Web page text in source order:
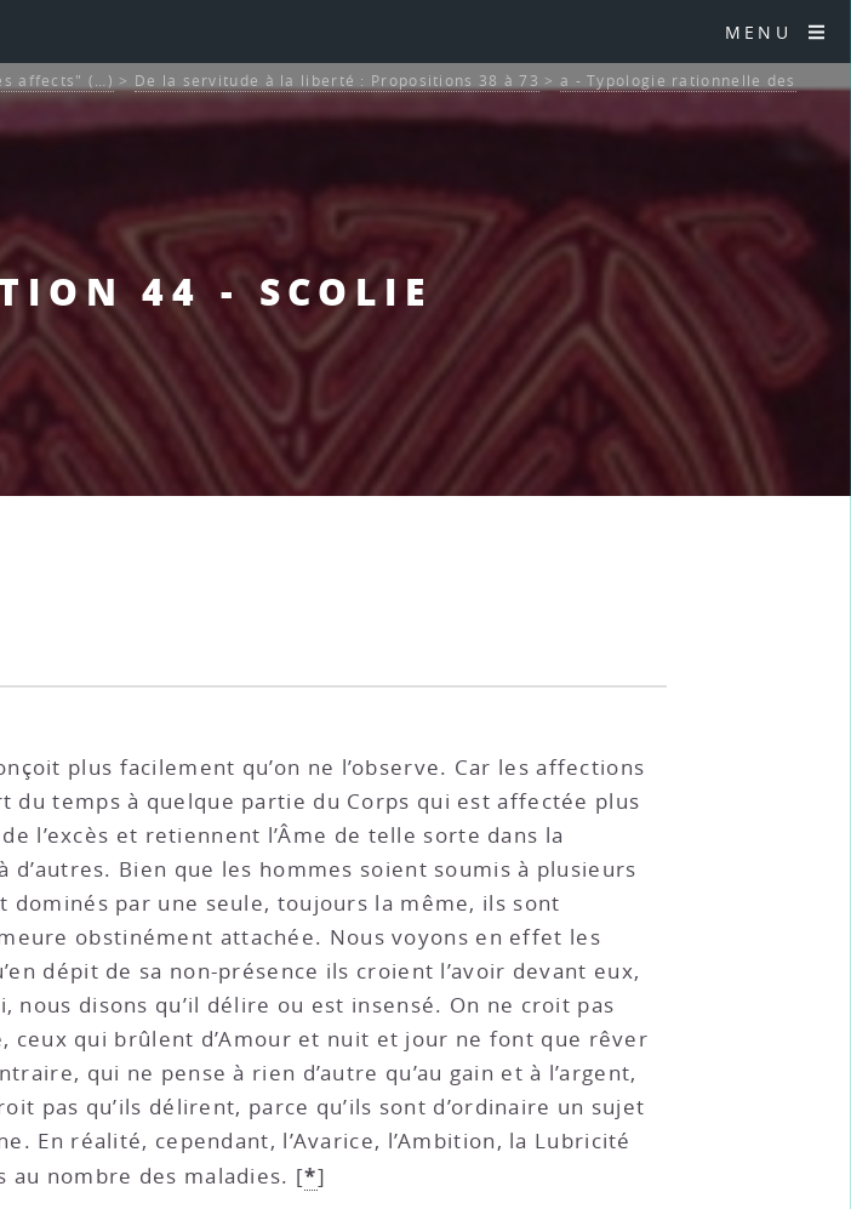
MENU
44 - SCOLIE
affects" (…) > De la servitude à la liberté : Propositions 38 à 73 > a - Typologie rationnelle des
plus facilement qu’on ne l’observe. Car les affections
temps à quelque partie du Corps qui est affectée plus
l’excès et retiennent l’Âme de telle sorte dans la
d’autres. Bien que les hommes soient soumis à plusieurs
par une seule, toujours la même, ils sont
obstinément attachée. Nous voyons en effet les
dépit de sa non-présence ils croient l’avoir devant eux,
nous disons qu’il délire ou est insensé. On ne croit pas
ceux qui brûlent d’Amour et nuit et jour ne font que rêver
qui ne pense à rien d’autre qu’au gain et à l’argent,
pas qu’ils délirent, parce qu’ils sont d’ordinaire un sujet
En réalité, cependant, l’Avarice, l’Ambition, la Lubricité
au nombre des maladies. [*]